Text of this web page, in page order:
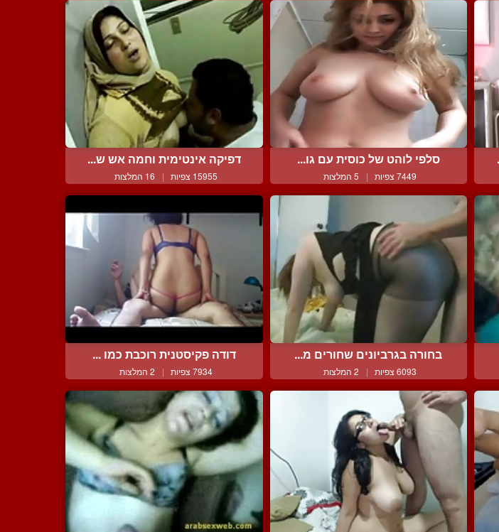
סלפי לוהט של כוסית עם גו...
7449 צפיות | 5 המלצות
דפיקה אינטימית וחמה אש ש...
15955 צפיות | 16 המלצות
בחורה בגרביונים שחורים מ...
6093 צפיות | 2 המלצות
דודה פקיסטנית רוכבת כמו ...
7934 צפיות | 2 המלצות